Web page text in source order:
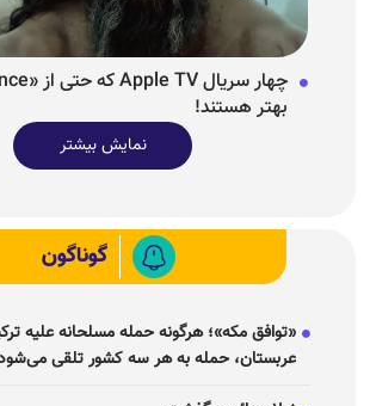
بهتر هستند!
نمایش بیشتر
گوناگون
«توافق مکه»؛ هرگونه حمله مسلحانه علیه
عربستان، حمله به هر سه کشور تلقی